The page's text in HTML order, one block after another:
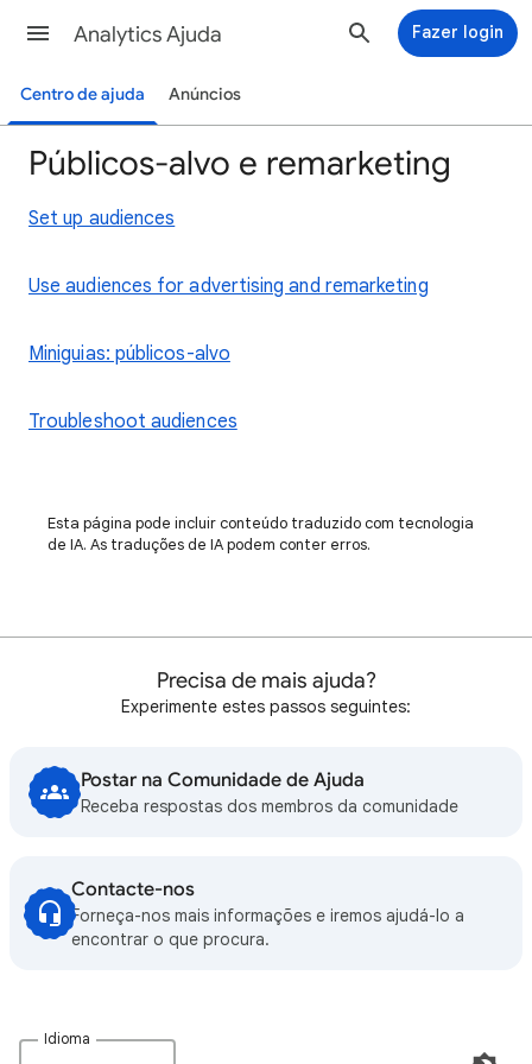
Analytics Ajuda Fazer login
Centro de ajuda Anúncios
Públicos-alvo e remarketing
Set up audiences
Use audiences for advertising and remarketing
Miniguias: públicos-alvo
Troubleshoot audiences
Esta página pode incluir conteúdo traduzido com tecnologia
de IA. As traduções de IA podem conter erros.
Precisa de mais ajuda?
Experimente estes passos seguintes:
Postar na Comunidade de Ajuda
Receba respostas dos membros da comunidade
Contacte-nos
Forneça-nos mais informações e iremos ajudá-lo a
encontrar o que procura.
Idioma